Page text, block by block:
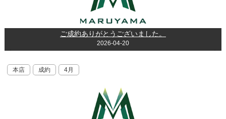
ご成約ありがとうございました。
2026-04-20
本店 成約 4月